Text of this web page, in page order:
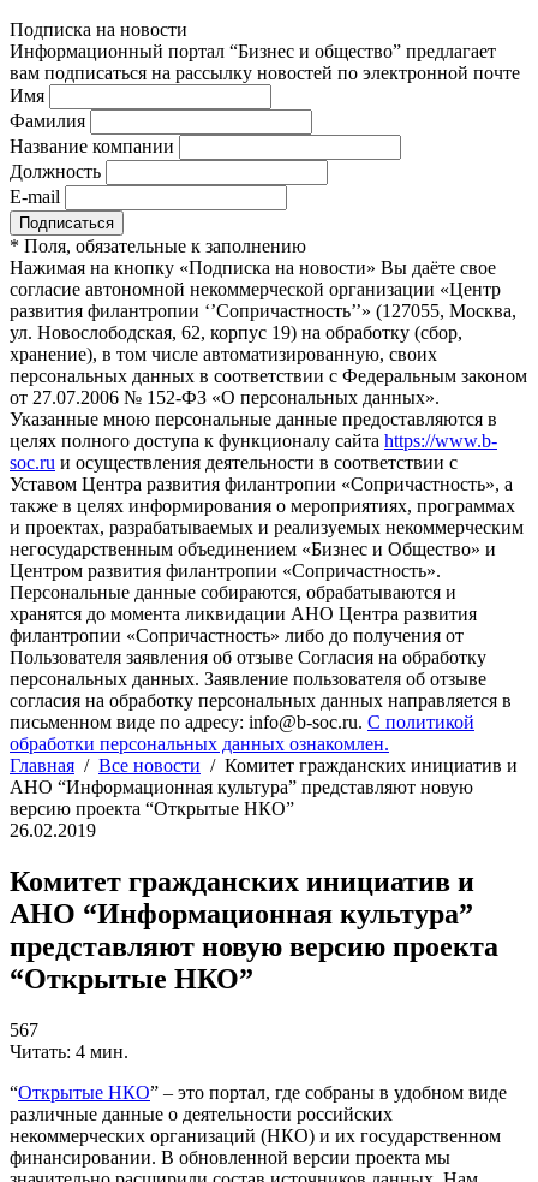
Подписка на новости
Информационный портал “Бизнес и общество” предлагает
вам подписаться на рассылку новостей по электронной почте
Имя
Фамилия
Название компании
Должность
E-mail
* Поля, обязательные к заполнению
Нажимая на кнопку «Подписка на новости» Вы даёте свое
согласие автономной некоммерческой организации «Центр
развития филантропии ‘’Сопричастность’’» (127055, Москва,
ул. Новослободская, 62, корпус 19) на обработку (сбор,
хранение), в том числе автоматизированную, своих
персональных данных в соответствии с Федеральным законом
от 27.07.2006 № 152-ФЗ «О персональных данных».
Указанные мною персональные данные предоставляются в
целях полного доступа к функционалу сайта https://www.b-
soc.ru и осуществления деятельности в соответствии с
Уставом Центра развития филантропии «Сопричастность», а
также в целях информирования о мероприятиях, программах
и проектах, разрабатываемых и реализуемых некоммерческим
негосударственным объединением «Бизнес и Общество» и
Центром развития филантропии «Сопричастность».
Персональные данные собираются, обрабатываются и
хранятся до момента ликвидации АНО Центра развития
филантропии «Сопричастность» либо до получения от
Пользователя заявления об отзыве Согласия на обработку
персональных данных. Заявление пользователя об отзыве
согласия на обработку персональных данных направляется в
письменном виде по адресу: info@b-soc.ru. С политикой
обработки персональных данных ознакомлен.
Главная / Все новости / Комитет гражданских инициатив и
АНО “Информационная культура” представляют новую
версию проекта “Открытые НКО”
26.02.2019
Комитет гражданских инициатив и
АНО “Информационная культура”
представляют новую версию проекта
“Открытые НКО”
567
Читать: 4 мин.
“Открытые НКО” – это портал, где собраны в удобном виде
различные данные о деятельности российских
некоммерческих организаций (НКО) и их государственном
финансировании. В обновленной версии проекта мы